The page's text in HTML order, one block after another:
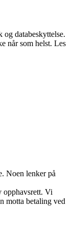
og databeskyttelse.
når som helst. Les
Noen lenker på
opphavsrett. Vi
motta betaling ved